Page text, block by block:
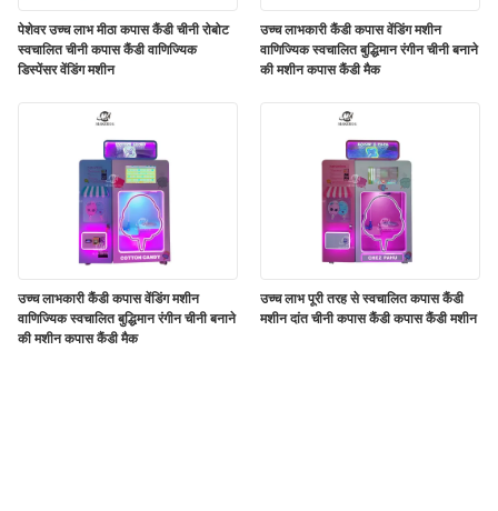
पेशेवर उच्च लाभ मीठा कपास कैंडी चीनी रोबोट
स्वचालित चीनी कपास कैंडी वाणिज्यिक
डिस्पेंसर वेंडिंग मशीन
उच्च लाभकारी कैंडी कपास वेंडिंग मशीन
वाणिज्यिक स्वचालित बुद्धिमान रंगीन चीनी बनाने
की मशीन कपास कैंडी मैक
उच्च लाभकारी कैंडी कपास वेंडिंग मशीन
वाणिज्यिक स्वचालित बुद्धिमान रंगीन चीनी बनाने
की मशीन कपास कैंडी मैक
उच्च लाभ पूरी तरह से स्वचालित कपास कैंडी
मशीन दांत चीनी कपास कैंडी कपास कैंडी मशीन